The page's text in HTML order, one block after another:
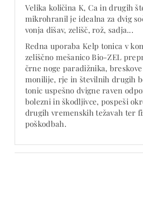
Velika količina K, Ca in drugih
mikrohranil je idealna za dvig
vonja dišav, zelišč, rož, sadja...
Redna uporaba Kelp tonica v
zeliščno mešanico Bio-ZEL
črne noge paradižnika,
monilije, rje in številnih drugih
tonic uspešno dvigne raven
bolezni in škodljivce, pospeši
drugih vremenskih težavah ter
poškodbah.